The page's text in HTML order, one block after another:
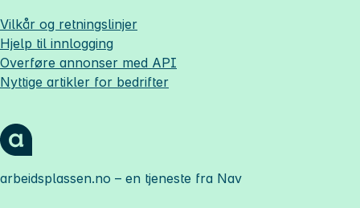
Vilkår og retningslinjer
Hjelp til innlogging
Overføre annonser med API
Nyttige artikler for bedrifter
arbeidsplassen.no – en tjeneste fra Nav